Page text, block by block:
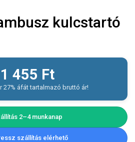
kulcstartó
1 455 Ft
27% áfát tartalmazó bruttó ár!
2–4 munkanap
szállítás elérhető